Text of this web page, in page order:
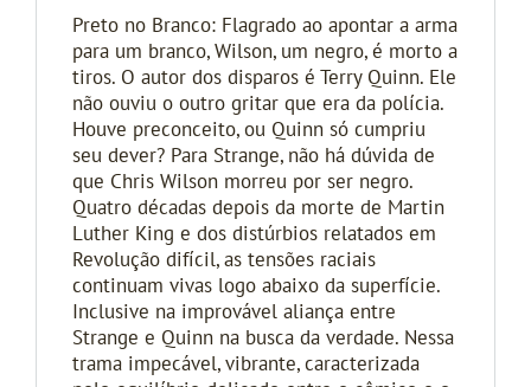
Preto no Branco: Flagrado ao apontar a arma
para um branco, Wilson, um negro, é morto a
tiros. O autor dos disparos é Terry Quinn. Ele
não ouviu o outro gritar que era da polícia.
Houve preconceito, ou Quinn só cumpriu
seu dever? Para Strange, não há dúvida de
que Chris Wilson morreu por ser negro.
Quatro décadas depois da morte de Martin
Luther King e dos distúrbios relatados em
Revolução difícil, as tensões raciais
continuam vivas logo abaixo da superfície.
Inclusive na improvável aliança entre
Strange e Quinn na busca da verdade. Nessa
trama impecável, vibrante, caracterizada